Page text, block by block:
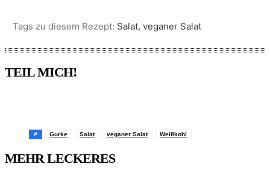
Tags zu diesem Rezept: Salat, veganer Salat
TEIL MICH!
# Gurke Salat veganer Salat Weißkohl
MEHR LECKERES